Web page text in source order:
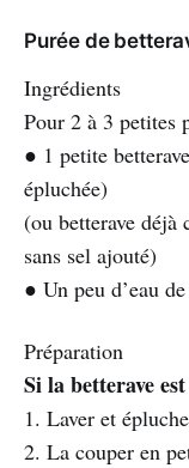
Purée de
Ingrédients
Pour 2 à 3 petites
● 1 petite
épluchée)
(ou betterave déjà
sans sel ajouté)
● Un peu d’eau
Préparation
Si la betterave
1. Laver et
2. La couper en